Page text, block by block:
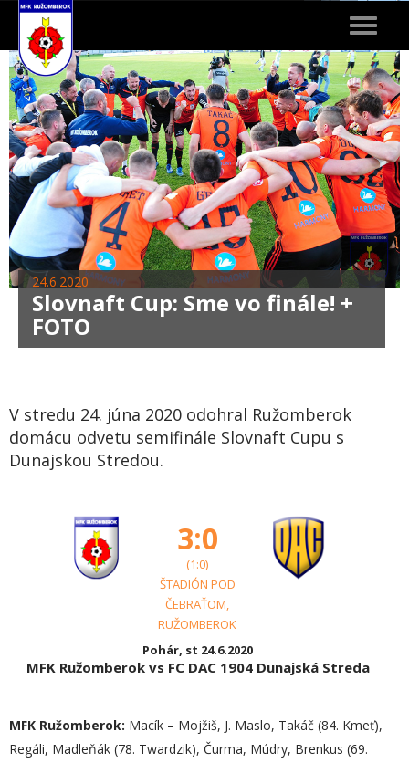
Toggle
24.6.2020
Slovnaft Cup: Sme vo finále! +
FOTO
V stredu 24. júna 2020 odohral Ružomberok
domácu odvetu semifinále Slovnaft Cupu s
Dunajskou Stredou.
3:0
(1:0)
ŠTADIÓN POD
ČEBRAŤOM,
RUŽOMBEROK
Pohár, st 24.6.2020
MFK Ružomberok vs FC DAC 1904 Dunajská Streda
MFK Ružomberok: Macík – Mojžiš, J. Maslo, Takáč (84. Kmeť),
Regáli, Madleňák (78. Twardzik), Čurma, Múdry, Brenkus (69.